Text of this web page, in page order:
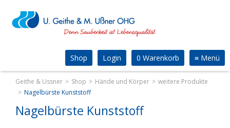
≡ Menü
0 Warenkorb
Login
Shop
Geithe & Ussner Shop Hände und Körper
weitere Produkte
Nagelbürste Kunststoff
Nagelbürste Kunststoff